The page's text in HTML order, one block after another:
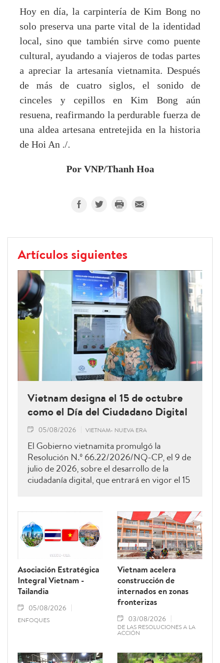
Hoy en día, la carpintería de Kim Bong no
solo preserva una parte vital de la identidad
local, sino que también sirve como puente
cultural, ayudando a viajeros de todas partes
a apreciar la artesanía vietnamita. Después
de más de cuatro siglos, el sonido de
cinceles y cepillos en Kim Bong aún
resuena, reafirmando la perdurable fuerza de
una aldea artesana entretejida en la historia
de Hoi An ./.
Por VNP/Thanh Hoa
Artículos siguientes
Vietnam designa el 15 de octubre
como el Día del Ciudadano Digital
05/08/2026 VIETNAM- NUEVA ERA
El Gobierno vietnamita promulgó la
Resolución N.º 66.22/2026/NQ-CP, el 9 de
julio de 2026, sobre el desarrollo de la
ciudadanía digital, que entrará en vigor el 15
de sus principales disposiciones, el
documento instituye el 15 de octubre de
cada año como el Día del Ciudadano Digital
de Vietnam.
Asociación Estratégica
Integral Vietnam -
Tailandia
05/08/2026
ENFOQUES
Vietnam acelera
construcción de
internados en zonas
fronterizas
03/08/2026
DE LAS RESOLUCIONES A LA
ACCIÓN